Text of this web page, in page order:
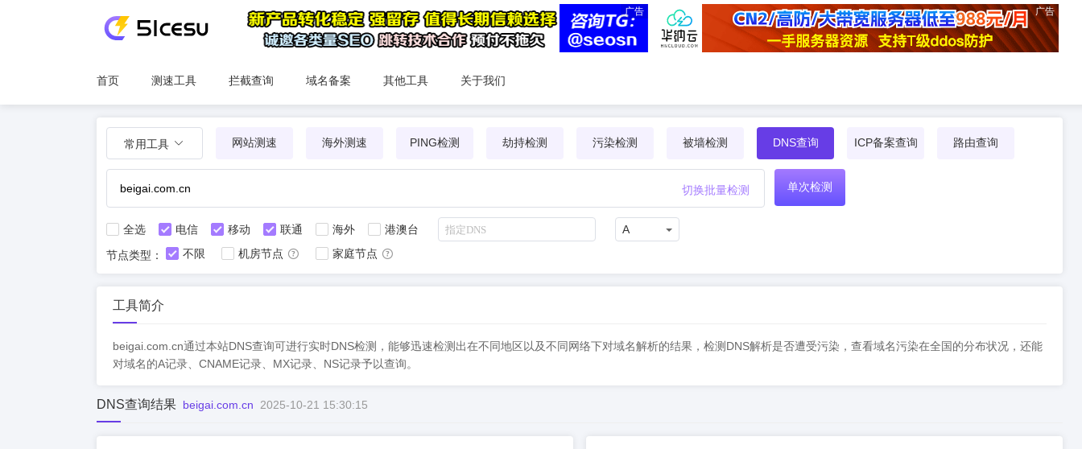
广告 广告
首页 测速工具 拦截查询 域名备案 其他工具 关于我们
常用工具 网站测速 海外测速 PING检测 劫持检测 污染检测 被墙检测 DNS查询 ICP备案查询 路由查询
切换批量检测 单次检测
全选 电信 移动 联通 海外 港澳台
A
节点类型：
不限 机房节点 家庭节点
工具简介
beigai.com.cn通过本站DNS查询可进行实时DNS检测，能够迅速检测出在不同地区以及不同网络下对域名解析的结果，检测DNS解析是否遭受污染，查看域名污染在全国的分布状况，还能
对域名的A记录、CNAME记录、MX记录、NS记录予以查询。
DNS查询结果 beigai.com.cn 2025-10-21 15:30:15